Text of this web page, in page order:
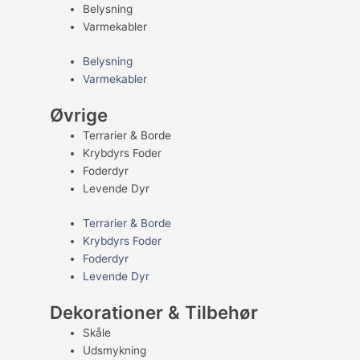
Belysning
Varmekabler
Belysning
Varmekabler
Øvrige
Terrarier & Borde
Krybdyrs Foder
Foderdyr
Levende Dyr
Terrarier & Borde
Krybdyrs Foder
Foderdyr
Levende Dyr
Dekorationer & Tilbehør
Skåle
Udsmykning